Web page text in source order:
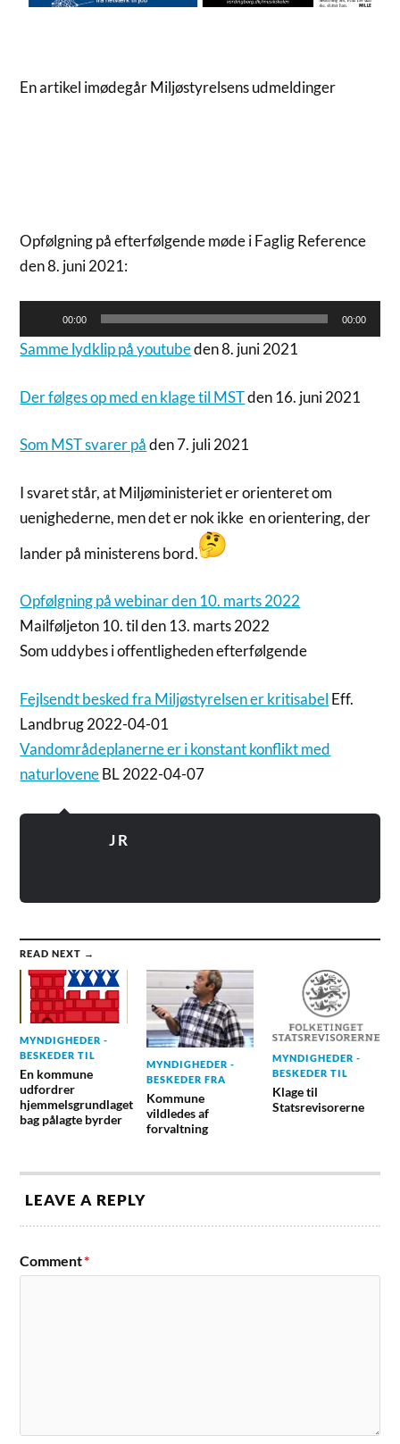
En artikel imødegår Miljøstyrelsens udmeldinger
Opfølgning på efterfølgende møde i Faglig Reference
den 8. juni 2021:
00:00 00:00
Samme lydklip på youtubeden 8. juni 2021
Der følges op med en klage til MSTden 16. juni 2021
Som MST svarer påden 7. juli 2021
I svaret står, at Miljøministeriet er orienteret om
uenighederne, men det er nok ikke en orientering, der
lander på ministerens bord.
Opfølgning på webinar den 10. marts 2022
Mailføljeton 10. til den 13. marts 2022
Som uddybes i offentligheden efterfølgende
Fejlsendt besked fra Miljøstyrelsen er kritisabel Eff.
Landbrug 2022-04-01
Vandområdeplanerne er i konstant konflikt med
naturloveneBL 2022-04-07
J R
READ NEXT →
MYNDIGHEDER -
BESKEDER TIL
En kommune
udfordrer
hjemmelsgrundlaget
bag pålagte byrder
MYNDIGHEDER -
BESKEDER FRA
Kommune
vildledes af
forvaltning
MYNDIGHEDER -
BESKEDER TIL
Klage til
Statsrevisorerne
LEAVE A REPLY
Comment*